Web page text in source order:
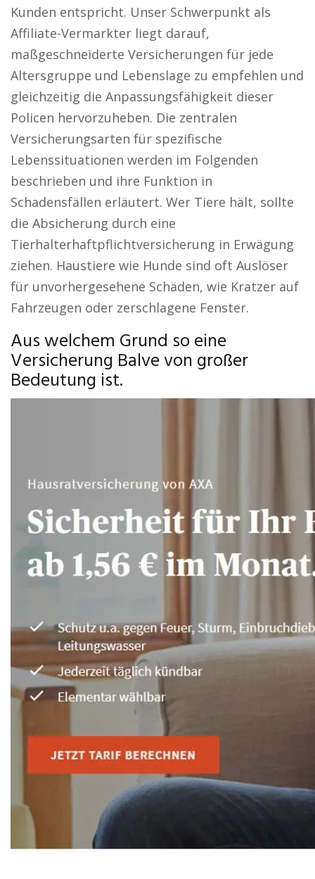
Kunden entspricht. Unser Schwerpunkt als
Affiliate-Vermarkter liegt darauf,
maßgeschneiderte Versicherungen für jede
Altersgruppe und Lebenslage zu empfehlen und
gleichzeitig die Anpassungsfähigkeit dieser
Policen hervorzuheben. Die zentralen
Versicherungsarten für spezifische
Lebenssituationen werden im Folgenden
beschrieben und ihre Funktion in
Schadensfällen erläutert. Wer Tiere hält, sollte
die Absicherung durch eine
Tierhalterhaftpflichtversicherung in Erwägung
ziehen. Haustiere wie Hunde sind oft Auslöser
für unvorhergesehene Schäden, wie Kratzer auf
Fahrzeugen oder zerschlagene Fenster.
Aus welchem Grund so eine
Versicherung Balve von großer
Bedeutung ist.